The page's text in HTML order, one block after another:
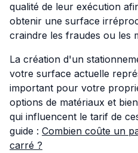
qualité de leur exécution
obtenir une surface
craindre les fraudes ou les
La création d'un
votre surface actuelle
important pour votre
options de matériaux et
qui influencent le tarif de
guide : Combien coûte un
carré ?